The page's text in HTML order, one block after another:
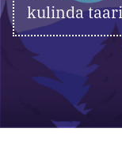
kulinda